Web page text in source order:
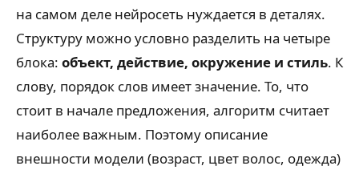
на самом деле нейросеть нуждается в деталях.
Структуру можно условно разделить на четыре
блока: объект, действие, окружение и стиль. К
слову, порядок слов имеет значение. То, что
стоит в начале предложения, алгоритм считает
наиболее важным. Поэтому описание
внешности модели (возраст, цвет волос, одежда)